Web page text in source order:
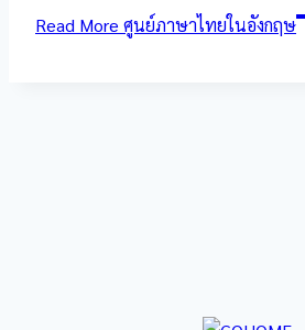
Read More ศูนย์ภาษาไทยในอังกฤษ